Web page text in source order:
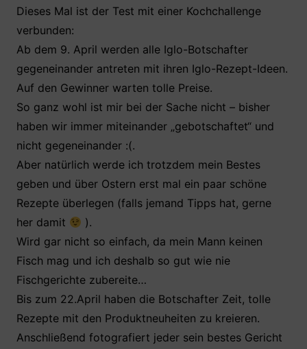
o
k
p
Dieses Mal ist der Test mit einer Kochchallenge
verbunden:
Ab dem 9. April werden alle Iglo-Botschafter
gegeneinander antreten mit ihren Iglo-Rezept-Ideen.
Auf den Gewinner warten tolle Preise.
So ganz wohl ist mir bei der Sache nicht – bisher
haben wir immer miteinander „gebotschaftet“ und
nicht gegeneinander :(.
Aber natürlich werde ich trotzdem mein Bestes
geben und über Ostern erst mal ein paar schöne
Rezepte überlegen (falls jemand Tipps hat, gerne
her damit
).
Wird gar nicht so einfach, da mein Mann keinen
Fisch mag und ich deshalb so gut wie nie
Fischgerichte zubereite…
Bis zum 22.April haben die Botschafter Zeit, tolle
Rezepte mit den Produktneuheiten zu kreieren.
Anschließend fotografiert jeder sein bestes Gericht